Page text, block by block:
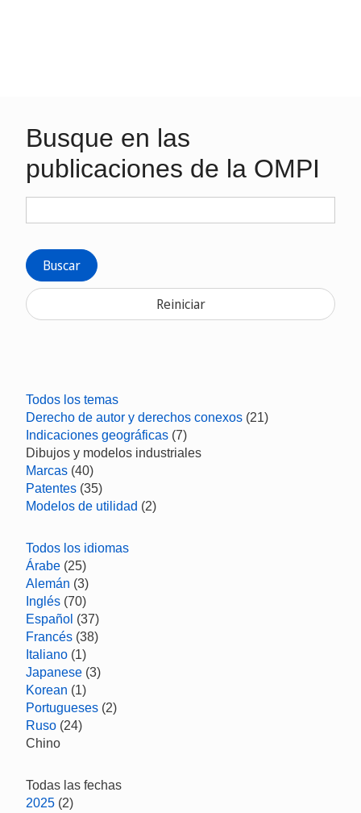
Busque en las
publicaciones de la OMPI
Buscar
Reiniciar
Todos los temas
Derecho de autor y derechos conexos (21)
Indicaciones geográficas (7)
Dibujos y modelos industriales
Marcas (40)
Patentes (35)
Modelos de utilidad (2)
Todos los idiomas
Árabe (25)
Alemán (3)
Inglés (70)
Español (37)
Francés (38)
Italiano (1)
Japanese (3)
Korean (1)
Portugueses (2)
Ruso (24)
Chino
Todas las fechas
2025 (2)